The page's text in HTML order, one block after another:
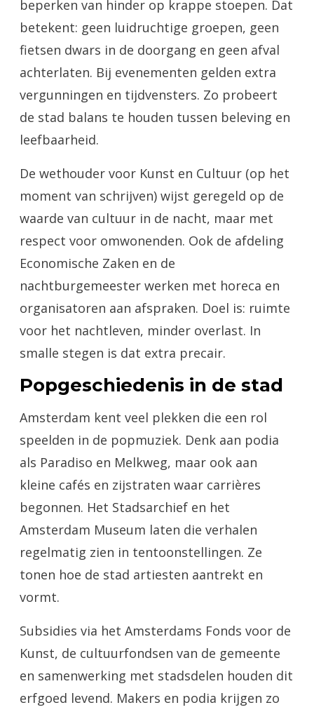
beperken van hinder op krappe stoepen. Dat
betekent: geen luidruchtige groepen, geen
fietsen dwars in de doorgang en geen afval
achterlaten. Bij evenementen gelden extra
vergunningen en tijdvensters. Zo probeert
de stad balans te houden tussen beleving en
leefbaarheid.
De wethouder voor Kunst en Cultuur (op het
moment van schrijven) wijst geregeld op de
waarde van cultuur in de nacht, maar met
respect voor omwonenden. Ook de afdeling
Economische Zaken en de
nachtburgemeester werken met horeca en
organisatoren aan afspraken. Doel is: ruimte
voor het nachtleven, minder overlast. In
smalle stegen is dat extra precair.
Popgeschiedenis in de stad
Amsterdam kent veel plekken die een rol
speelden in de popmuziek. Denk aan podia
als Paradiso en Melkweg, maar ook aan
kleine cafés en zijstraten waar carrières
begonnen. Het Stadsarchief en het
Amsterdam Museum laten die verhalen
regelmatig zien in tentoonstellingen. Ze
tonen hoe de stad artiesten aantrekt en
vormt.
Subsidies via het Amsterdams Fonds voor de
Kunst, de cultuurfondsen van de gemeente
en samenwerking met stadsdelen houden dit
erfgoed levend. Makers en podia krijgen zo